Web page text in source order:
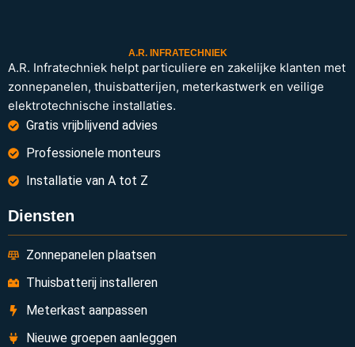
A.R. INFRATECHNIEK
A.R. Infratechniek helpt particuliere en zakelijke klanten met
zonnepanelen, thuisbatterijen, meterkastwerk en veilige
elektrotechnische installaties.
Gratis vrijblijvend advies
Professionele monteurs
Installatie van A tot Z
Diensten
Zonnepanelen plaatsen
Thuisbatterij installeren
Meterkast aanpassen
Nieuwe groepen aanleggen